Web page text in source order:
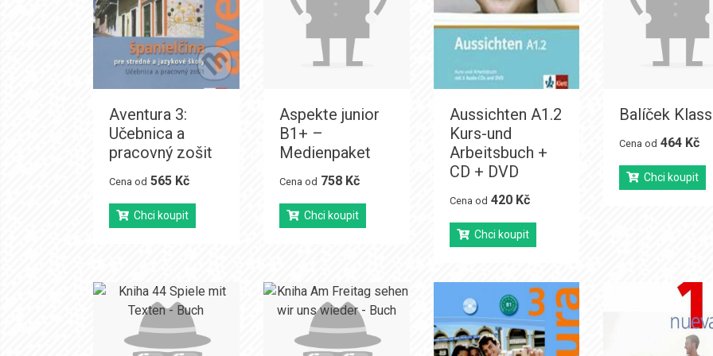
Aventura 3:
Učebnica a
pracovný zošit
Cena od 565 Kč
Chci koupit
Aspekte junior
B1+ –
Medienpaket
Cena od 758 Kč
Chci koupit
Aussichten A1.2
Kurs-und
Arbeitsbuch +
CD + DVD
Cena od 420 Kč
Chci koupit
Balíček
Cena od 464 Kč
Chci koupit